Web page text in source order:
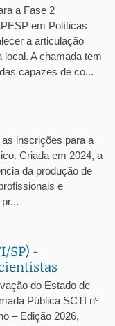
a Fase 2
em Políticas
a articulação
local. A chamada tem
capazes de co...
inscrições para a
Criada em 2024, a
da produção de
e
SP) -
do Estado de
Pública SCTI nº
– Edição 2026,